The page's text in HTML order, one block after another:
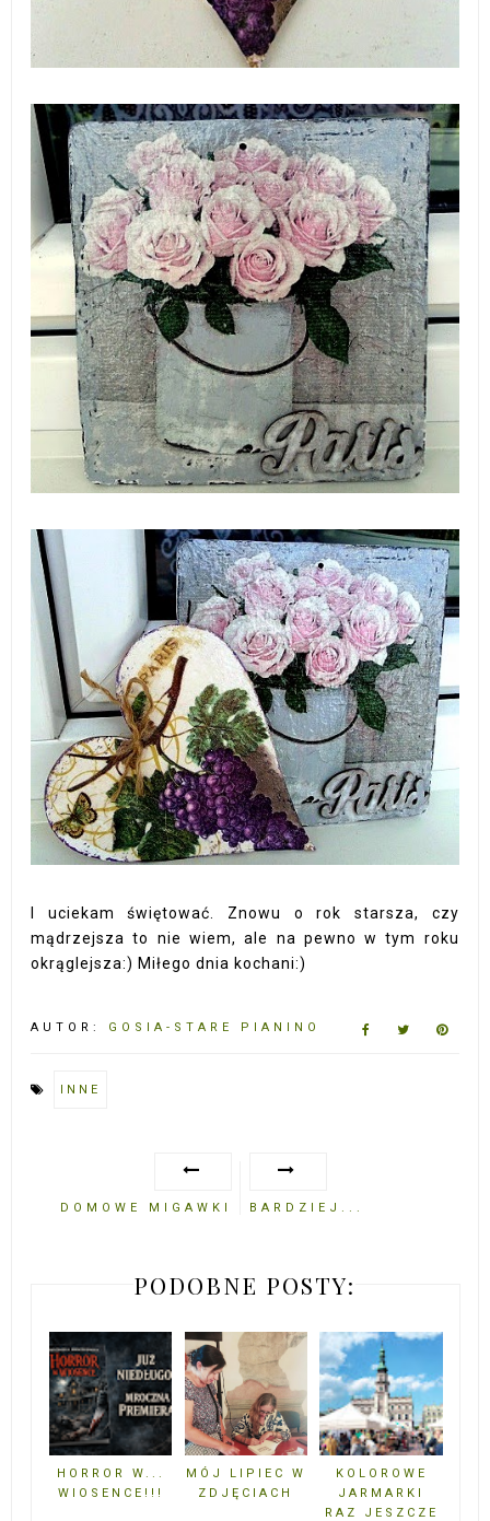
I uciekam świętować. Znowu o rok starsza, czy
mądrzejsza to nie wiem, ale na pewno w tym roku
okrąglejsza:) Miłego dnia kochani:)
AUTOR: GOSIA-STARE PIANINO
INNE
DOMOWE MIGAWKI BARDZIEJ...
PODOBNE POSTY:
HORROR W...
WIOSENCE!!!
MÓJ LIPIEC W
ZDJĘCIACH
KOLOROWE
JARMARKI
RAZ JESZCZE